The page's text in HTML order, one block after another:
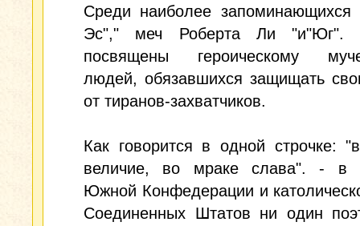
Среди наиболее
Эс"," меч Роберта Ли "и"Юг".
посвящены героическому
людей, обязавшихся защищать
от тиранов-захватчиков.
Как говорится в одной строчке:
величие, во мраке слава". - в
Южной Конфедерации и
Соединенных Штатов ни один